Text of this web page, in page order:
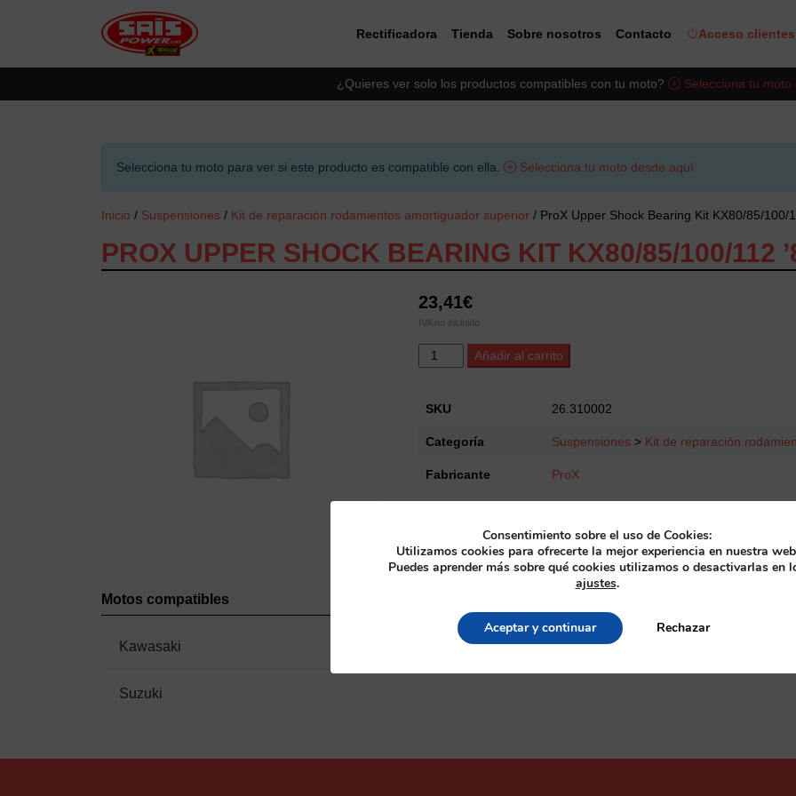
Rectificadora Tienda Sobre nosotros Contacto Acceso clientes
¿Quieres ver solo los productos compatibles con tu moto? Selecciona tu moto
Selecciona tu moto para ver si este producto es compatible con ella. Selecciona tu moto desde aquí
Inicio / Suspensiones / Kit de reparación rodamientos amortiguador superior / ProX Upper Shock Bearing Kit KX80/85/100/
PROX UPPER SHOCK BEARING KIT KX80/85/100/112
23,41€
IVA no incluido
ProX
Upper
Bearing
KX80/85/100/112
25
cantidad
Añadir al carrito
SKU 26.310002
Categoría Suspensiones > Kit de reparación
Fabricante ProX
Motos compatibles
Kawasaki
Suzuki
Consentimiento sobre el uso de Cookies:
Utilizamos cookies para ofrecerte la mejor experiencia en nuestra
Puedes aprender más sobre qué cookies utilizamos o desactivarlas en
ajustes.
Aceptar y continuar Rechazar